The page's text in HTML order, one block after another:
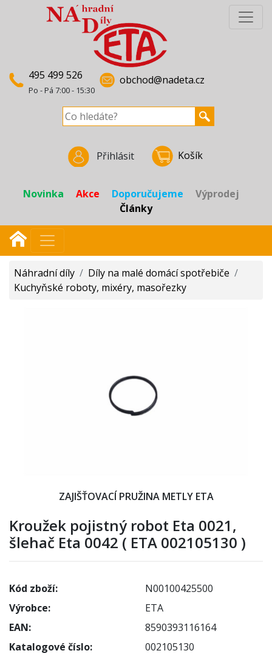
495 499 526
Po - Pá 7:00 - 15:30
obchod@nadeta.cz
Přihlásit Košík
Novinka Akce Doporučujeme
Výprodej
Články
Náhradní díly / Díly na malé domácí spotřebiče /
Kuchyňské roboty, mixéry, masořezky
ZAJIŠŤOVACÍ PRUŽINA METLY ETA
Kroužek pojistný robot Eta 0021,
šlehač Eta 0042 ( ETA 002105130 )
Kód zboží:
N00100425500
Výrobce:
ETA
EAN:
8590393116164
Katalogové číslo:
002105130